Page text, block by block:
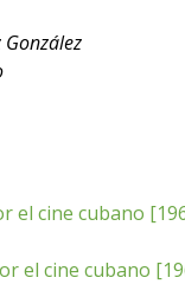
cine cubano
cine cubano